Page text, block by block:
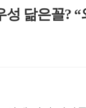
성 닮은꼴?